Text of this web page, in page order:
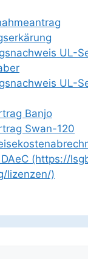
UL-
UL-
Banjo
Swan-120
DAeC (https://
lizenzen/)